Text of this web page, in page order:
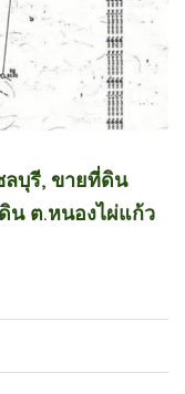
บุรี, ขายที่ดิน
น ต.หนองไผ่แก้ว